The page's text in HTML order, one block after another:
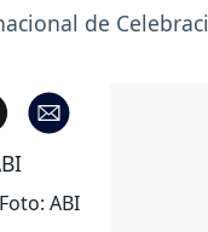
de
ABI